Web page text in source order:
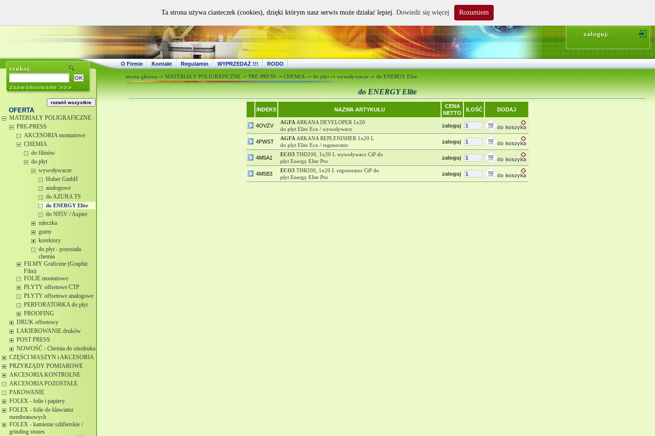
O Firmie Kontakt Regulamin WYPRZEDAŻ !!! RODO
OFERTA
MATERIAŁY POLIGRAFICZNE
PRE-PRESS
AKCESORIA montażowe
CHEMIA
do filmów
do płyt
wywoływacze
Huber GmbH
analogowe
do AZURA TS
do ENERGY Elite
do N95V / Aspire
mleczka
gumy
korektory
do płyt - pozostała
chemia
FILMY Graficzne (Graphic
Film)
FOLIE montażowe
PŁYTY offsetowe CTP
PŁYTY offsetowe analogowe
PERFORATORKA do płyt
PROOFING
DRUK offsetowy
LAKIEROWANIE druków
POST PRESS
NOWOŚĆ - Chemia do sitodruku
CZĘŚCI MASZYN i AKCESORIA
PRZYRZĄDY POMIAROWE
AKCESORIA KONTROLNE
AKCESORIA POZOSTAŁE
PAKOWANIE
FOLEX - folie i papiery
FOLEX - folie do klawiatur
membranowych
FOLEX - kamienie szlifierskie /
grinding stones
strona główna -> MATERIAŁY POLIGRAFICZNE -> PRE-PRESS -> CHEMIA -> do płyt -> wywoływacze -> do ENERGY Elite
do ENERGY Elite
INDEKS NAZWA ARTYKUŁU
CENA
NETTO
ILOŚĆ DODAJ
4OVZV
AGFA ARKANA DEVELOPER 1x20
do płyt Elite Eco / wywoływacz
zaloguj
4PWST
AGFA ARKANA REPLENISHER 1x20 L
do płyt Elite Eco / regenerator
zaloguj
4M5A1
ECO3 THD200, 1x20 L wywoływacz CtP do
płyt Energy Elite Pro
zaloguj
4M5B3
ECO3 THR200, 1x20 L regenerator CtP do
płyt Energy Elite Pro
zaloguj
Ta strona używa ciasteczek (cookies), dzięki którym nasz serwis może działać lepiej. Dowiedz się więcej Rozumiem